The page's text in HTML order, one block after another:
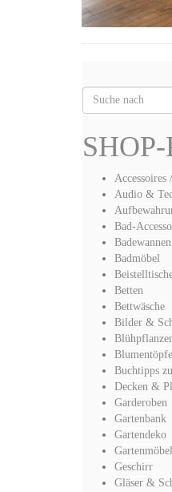
Accessoires
Audio &
Bad-
Badewannen
Badmöbel
Betten
Bettwäsche
Bilder &
Blumentöpfe
Buchtipps
Decken &
Garderoben
Gartenbank
Gartendeko
Gartenmöbel
Geschirr
Gläser &